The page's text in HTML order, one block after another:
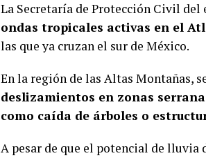
La Secretaría de Protección Civil
ondas tropicales activas en el
las que ya cruzan el sur de México.
En la región de las Altas Montañas,
deslizamientos en zonas
como caída de árboles o
A pesar de que el potencial de